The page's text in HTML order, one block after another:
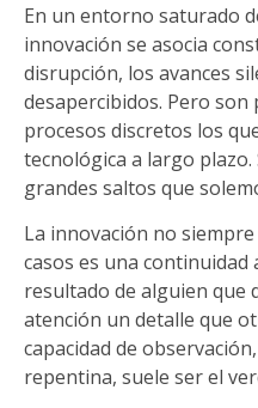
En un entorno saturado
innovación se asocia
disrupción, los avances
desapercibidos. Pero son
procesos discretos los
tecnológica a largo
grandes saltos que
La innovación no
casos es una continuidad
resultado de alguien que
atención un detalle que
capacidad de
repentina, suele ser el